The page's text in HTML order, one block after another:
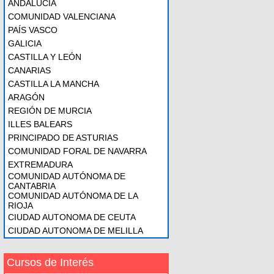
ANDALUCÍA
COMUNIDAD VALENCIANA
PAÍS VASCO
GALICIA
CASTILLA Y LEÓN
CANARIAS
CASTILLA LA MANCHA
ARAGÓN
REGIÓN DE MURCIA
ILLES BALEARS
PRINCIPADO DE ASTURIAS
COMUNIDAD FORAL DE NAVARRA
EXTREMADURA
COMUNIDAD AUTÓNOMA DE
CANTABRIA
COMUNIDAD AUTÓNOMA DE LA
RIOJA
CIUDAD AUTONOMA DE CEUTA
CIUDAD AUTONOMA DE MELILLA
Cursos de Interés